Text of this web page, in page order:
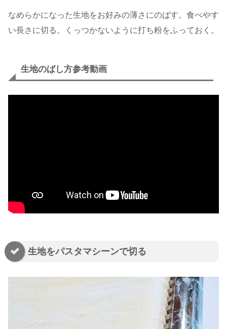
なめらかになった生地をお好みの薄さにのばす。食べやす
い長さに切る。くっつかないように打ち粉をふっておく。
生地のばし方参考動画
生地をパスタマシーンで切る